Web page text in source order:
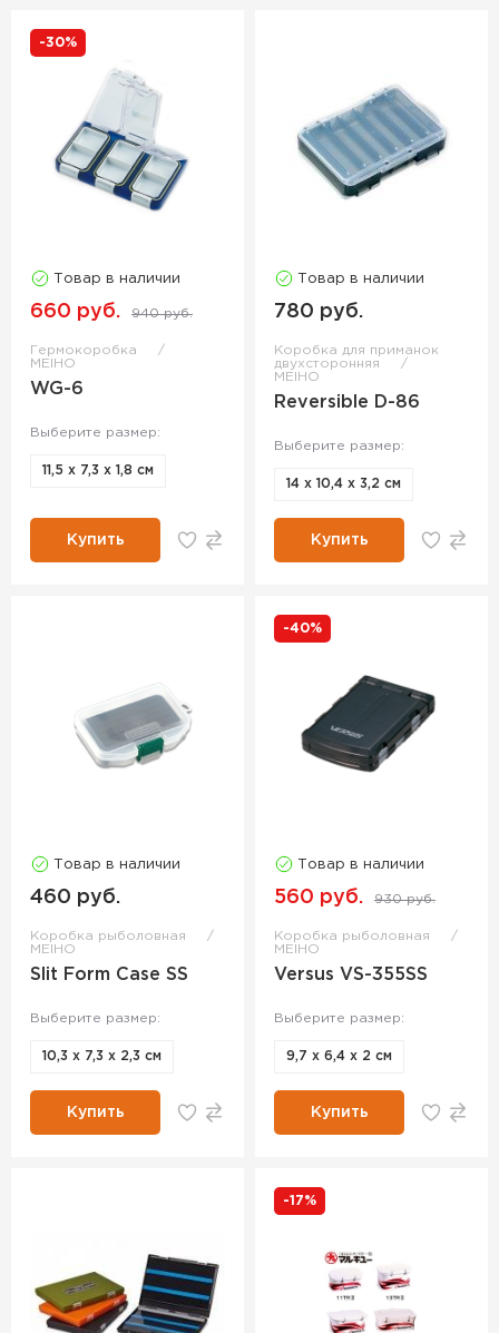
-30%
Товар в наличии
660 руб. 940 руб.
Гермокоробка
MEIHO
WG-6
Выберите размер:
11,5 х 7,3 х 1,8 см
Купить
Товар в наличии
780 руб.
Коробка для приманок
двухсторонняя
MEIHO
Reversible D-86
Выберите размер:
14 х 10,4 х 3,2 см
Купить
Товар в наличии
460 руб.
Коробка рыболовная
MEIHO
Slit Form Case SS
Выберите размер:
10,3 х 7,3 х 2,3 см
Купить
-40%
Товар в наличии
560 руб. 930 руб.
Коробка рыболовная
MEIHO
Versus VS-355SS
Выберите размер:
9,7 х 6,4 х 2 см
Купить
-17%